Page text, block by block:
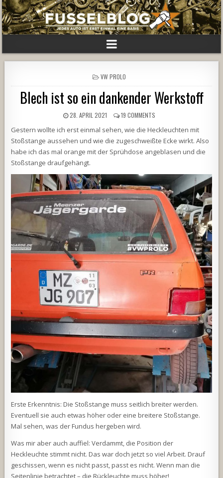
POSTED
IN
VW PROLO
Blech ist so ein dankender Werkstoff
28. APRIL 2021 19 COMMENTS
Gestern wollte ich erst einmal sehen, wie die Heckleuchten mit
Stoßstange aussehen und wie die zugeschweißte Ecke wirkt. Also
habe ich das mal orange mit der Sprühdose angeblasen und die
Stoßstange draufgehängt.
Erste Erkenntnis: Die Stoßstange muss seitlich breiter werden.
Eventuell sie auch etwas höher oder eine breitere Stoßstange.
Mal sehen, was der Fundus hergeben wird.
Was mir aber auch auffiel: Verdammt, die Position der
Heckleuchte stimmt nicht. Das war doch jetzt so viel Arbeit. Drauf
geschissen, wenn es nicht passt, passt es nicht. Wenn man die
Seitenlinie betrachtet – die Rückleuchte muss höher!